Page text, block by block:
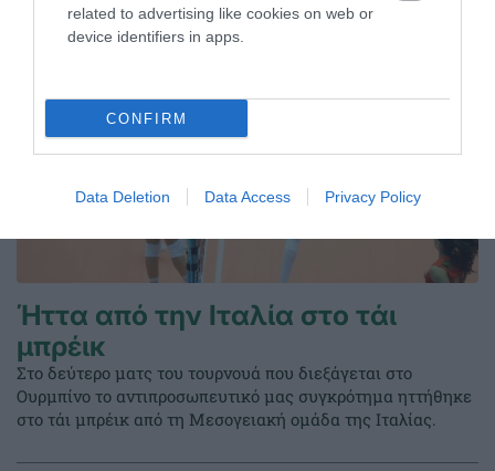
related to advertising like cookies on web or
device identifiers in apps.
CONFIRM
Data Deletion Data Access Privacy Policy
Ήττα από την Ιταλία στο τάι
μπρέικ
Στο δεύτερο ματς του τουρνουά που διεξάγεται στο
Ουρμπίνο το αντιπροσωπευτικό μας συγκρότημα ηττήθηκε
στο τάι μπρέικ από τη Μεσογειακή ομάδα της Ιταλίας.